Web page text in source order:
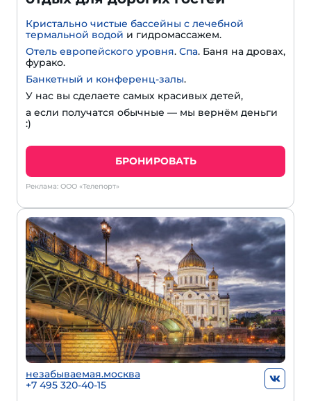
Кристально чистые бассейны с лечебной
термальной водой и гидромассажем.
Отель европейского уровня. Спа. Баня на дровах,
фурако.
Банкетный и конференц-залы.
У нас вы сделаете самых красивых детей,
а если получатся обычные — мы вернём деньги
:)
БРОНИРОВАТЬ
Реклама: ООО «Телепорт»
незабываемая.москва
+7 495 320-40-15